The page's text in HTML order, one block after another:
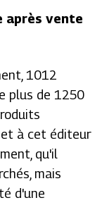
après vente
1012
plus de 1250
à cet éditeur
qu'il
mais
d'une